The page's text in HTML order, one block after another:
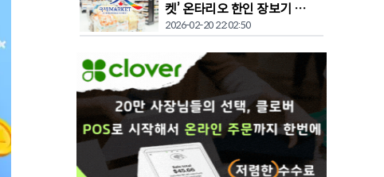
켓’ 온타리오 한인 장보기 문
화 바꾼다
2026-02-20 22:02:50